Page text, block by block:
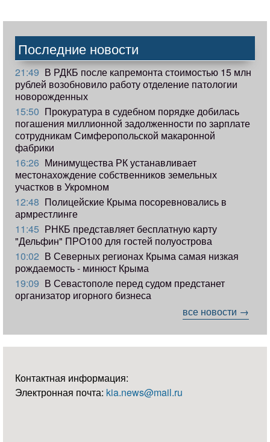
Последние новости
21:49 В РДКБ после капремонта стоимостью 15 млн
рублей возобновило работу отделение патологии
новорожденных
15:50 Прокуратура в судебном порядке добилась
погашения миллионной задолженности по зарплате
сотрудникам Симферопольской макаронной
фабрики
16:26 Минимущества РК устанавливает
местонахождение собственников земельных
участков в Укромном
12:48 Полицейские Крыма посоревновались в
армрестлинге
11:45 РНКБ представляет бесплатную карту
"Дельфин" ПРО100 для гостей полуострова
10:02 В Северных регионах Крыма самая низкая
рождаемость - минюст Крыма
19:09 В Севастополе перед судом предстанет
организатор игорного бизнеса
все новости →
Контактная информация:
Электронная почта: kia.news@mail.ru